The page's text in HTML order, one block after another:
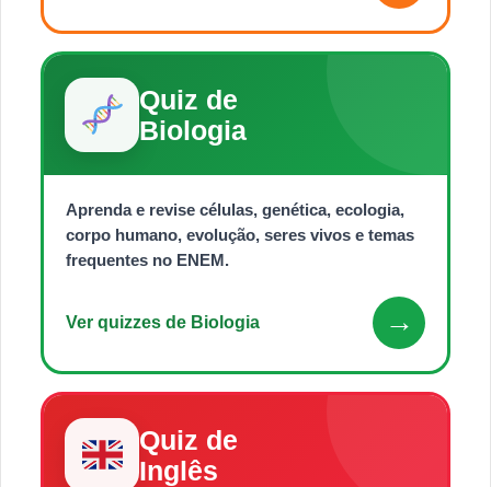
Quiz de
Biologia
Aprenda e revise células, genética, ecologia,
corpo humano, evolução, seres vivos e temas
frequentes no ENEM.
Ver quizzes de Biologia →
Quiz de
Inglês